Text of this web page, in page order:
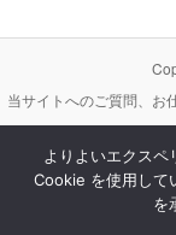
当サイトへのご質問、お
本サイトの記事・内容は クリ
よりよいエクスペ
Cookie を使用して
を